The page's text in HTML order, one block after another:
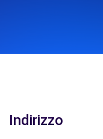
Indirizzo